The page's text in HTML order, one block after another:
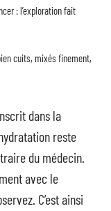
: l’exploration fait
cuits, mixés finement,
dans la
reste
du médecin.
avec le
C’est ainsi